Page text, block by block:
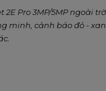
2E Pro 3MP/5MP ngoài
minh, cảnh báo đỏ -